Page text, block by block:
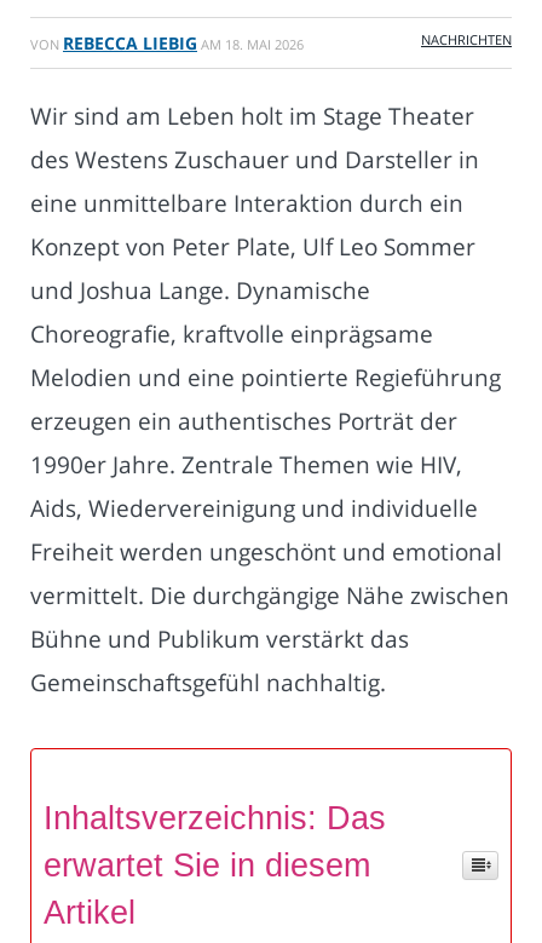
VON REBECCA LIEBIG AM 18. MAI 2026 NACHRICHTEN
Wir sind am Leben holt im Stage Theater
des Westens Zuschauer und Darsteller in
eine unmittelbare Interaktion durch ein
Konzept von Peter Plate, Ulf Leo Sommer
und Joshua Lange. Dynamische
Choreografie, kraftvolle einprägsame
Melodien und eine pointierte Regieführung
erzeugen ein authentisches Porträt der
1990er Jahre. Zentrale Themen wie HIV,
Aids, Wiedervereinigung und individuelle
Freiheit werden ungeschönt und emotional
vermittelt. Die durchgängige Nähe zwischen
Bühne und Publikum verstärkt das
Gemeinschaftsgefühl nachhaltig.
Inhaltsverzeichnis: Das
erwartet Sie in diesem
Artikel